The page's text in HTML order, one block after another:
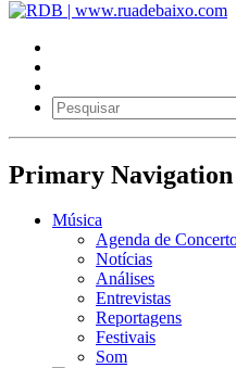
Primary Navigation
Música
Agenda de
Notícias
Análises
Entrevistas
Reportagens
Festivais
Som